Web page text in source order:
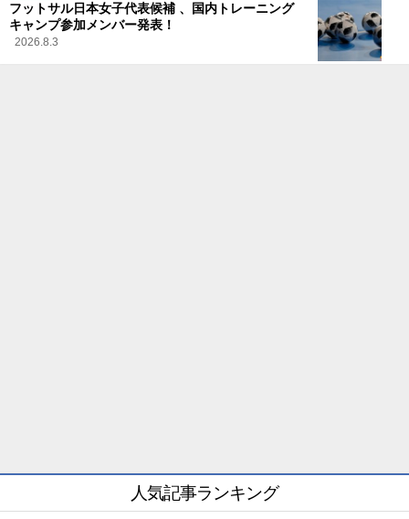
フットサル日本女子代表候補 、国内トレーニング
キャンプ参加メンバー発表！
2026.8.3
人気記事ランキング